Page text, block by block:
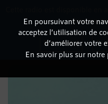
DÉTAILS
22 février 2023à 4h59, durée : Invalid
En poursuivant votre
acceptez l’utilisation de
d’améliorer votre
En savoir plus sur
dessous
Non merci